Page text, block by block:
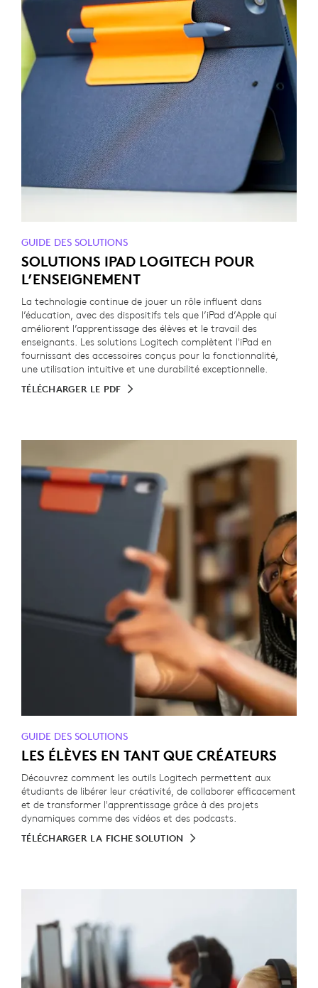
GUIDE DES SOLUTIONS
SOLUTIONS IPAD LOGITECH POUR
L’ENSEIGNEMENT
La technologie continue de jouer un rôle influent dans
l’éducation, avec des dispositifs tels que l’iPad d’Apple qui
améliorent l’apprentissage des élèves et le travail des
enseignants. Les solutions Logitech complètent l'iPad en
fournissant des accessoires conçus pour la fonctionnalité,
une utilisation intuitive et une durabilité exceptionnelle.
TÉLÉCHARGER LE PDF
GUIDE DES SOLUTIONS
LES ÉLÈVES EN TANT QUE CRÉATEURS
Découvrez comment les outils Logitech permettent aux
étudiants de libérer leur créativité, de collaborer efficacement
et de transformer l'apprentissage grâce à des projets
dynamiques comme des vidéos et des podcasts.
TÉLÉCHARGER LA FICHE SOLUTION